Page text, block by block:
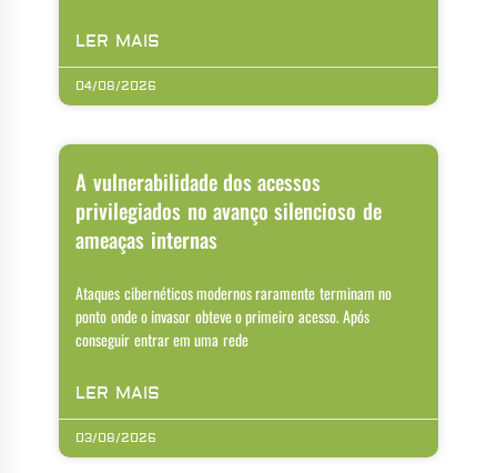
LER MAIS
04/08/2026
A vulnerabilidade dos acessos
privilegiados no avanço silencioso de
ameaças internas
Ataques cibernéticos modernos raramente terminam no
ponto onde o invasor obteve o primeiro acesso. Após
conseguir entrar em uma rede
LER MAIS
03/08/2026